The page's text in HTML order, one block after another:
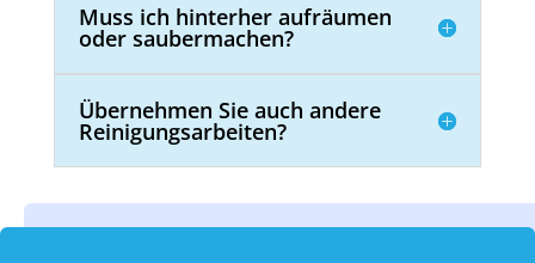
Muss ich hinterher aufräumen
oder saubermachen?
Übernehmen Sie auch andere
Reinigungsarbeiten?